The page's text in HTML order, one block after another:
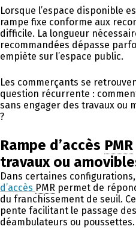
Lorsque l’espace disponible
rampe fixe conforme aux
difficile. La longueur
recommandées dépasse
empiète sur l’espace public.
Les commerçants se
question récurrente :
sans engager des travaux ou
?
Rampe d’accès PMR
travaux ou
Dans certaines configurations,
d’accès PMR permet de
du franchissement de seuil.
pente facilitant le passage
déambulateurs ou poussettes.